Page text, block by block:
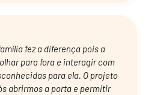
fez a diferença pois a
para fora e interagir com
para ela. O projeto
abrirmos a porta e permitir